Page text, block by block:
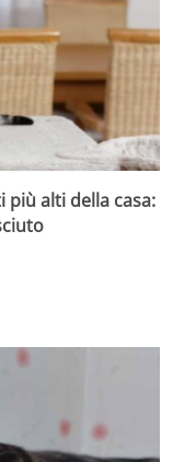
più alti della casa: